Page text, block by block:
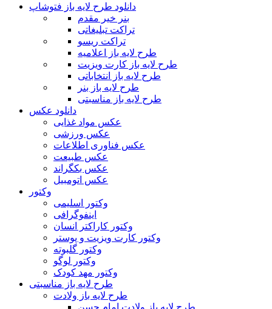
دانلود طرح لایه باز فتوشاپ
بنر خیر مقدم
تراکت تبلیغاتی
تراکت ریسو
طرح لایه باز اعلامیه
طرح لایه باز کارت ویزیت
طرح لایه باز انتخاباتی
طرح لایه باز بنر
طرح لایه باز مناسبتی
دانلود عکس
عکس مواد غذایی
عکس ورزشی
عکس فناوری اطلاعات
عکس طبیعت
عکس بکگراند
عکس اتومبیل
وکتور
وکتور اسلیمی
اینفوگرافی
وکتور کاراکتر انسان
وکتور کارت ویزیت و پوستر
وکتور گلبوته
وکتور لوگو
وکتور مهد کودک
طرح لایه باز مناسبتی
طرح لایه باز ولادت
طرح لایه باز ولادت امام حسن